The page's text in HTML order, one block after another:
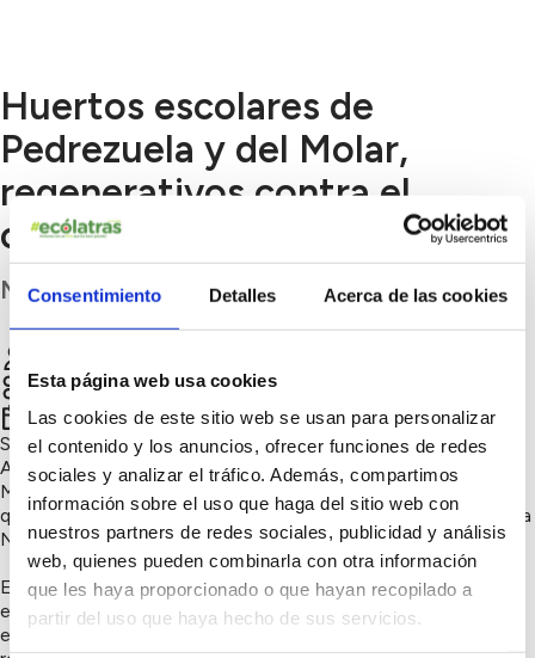
Consentimiento Detalles Acerca de las cookies
Esta página web usa cookies
Las cookies de este sitio web se usan para personalizar
el contenido y los anuncios, ofrecer funciones de redes
sociales y analizar el tráfico. Además, compartimos
información sobre el uso que haga del sitio web con
nuestros partners de redes sociales, publicidad y análisis
web, quienes pueden combinarla con otra información
que les haya proporcionado o que hayan recopilado a
partir del uso que haya hecho de sus servicios.
Huertos escolares de
Pedrezuela y del Molar,
regenerativos contra el
cambio climático
Madrid
Sensibilización ambiental, Soluciones circulares
4º trimestre 2022
Son dos proyectos en uno: ahora trabajamos en el ceip Santa
Anda de Pedrezuela y en el ceip Virgen del Remolino en El
Molar, pero buscamos más visibilidad y más medios porque
queremos establecer una red de huertos escolares en la Sierra
Norte.
Es un proyecto #ecólatra porque fomenta la colaboración
entre todos, porque más precisamente nos centramos en
enseñar educación ambiental de kms 0, arte orgánico,